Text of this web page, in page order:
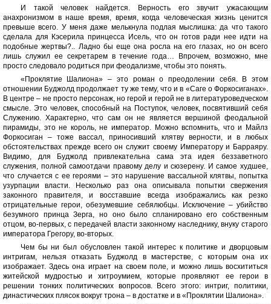
И такой человек найдется. Верность его звучит ужасающим
анахронизмом в наше время, время, когда человеческая жизнь ценится
превыше всего. У меня даже мелькнула подлая мыслишка: да что такого
сделала для Кэсерила принцесса Исель, что он готов ради нее идти на
подобные жертвы?.. Ладно бы еще она росла на его глазах, но он всего
лишь служил ее секретарем в течение года… Впрочем, возможно, мне
просто следовало родиться при феодализме, чтобы это понять.
«Проклятие Шалиона» – это роман о преодолении себя. В этом
отношении Буджолд продолжает ту же тему, что и в «Саге о Форкосиганах».
В центре – не просто персонаж, но герой и герой не в литературоведческом
смысле. Это человек, способный на Поступок, человек, посвятивший себя
Служению. Характерно, что сам он не является вершиной феодальной
пирамиды, это не король, не император. Можно вспомнить, что и Майлз
Форкосиган – тоже вассал, приносивший клятву верности, и в любых
обстоятельствах прежде всего он служит своему Императору и Барраяру.
Видимо, для Буджолд привлекательна сама эта идея беззаветного
служения, полной самоотдачи правому делу и сюзерену. И самое худшее,
что случается с ее героями – это нарушение вассальной клятвы, попытка
узурпации власти. Несколько раз она описывала попытки свержения
законного правителя, и восставшие всегда изображались как резко
отрицательные герои, обезумевшие себялюбцы. Исключение – убийство
безумного принца Зерга, но оно было спланировано его собственным
отцом, во-первых, с передачей власти законному наследнику, внуку старого
императора Грегору, во-вторых.
Чем бы ни был обусловлен такой интерес к политике и дворцовым
интригам, нельзя отказать Буджолд в мастерстве, с которым она их
изображает. Здесь она играет на своем поле, и можно лишь восхититься
житейской мудростью и хитроумием, которые проявляют ее герои в
решении тонких политических вопросов. Всего этого: интриг, политики,
династических плясок вокруг трона – в достатке и в «Проклятии Шалиона».